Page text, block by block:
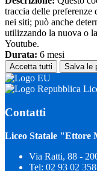
traccia delle
nei siti; può anche
utilizzando la nuova o
Youtube.
Durata: 6 mesi
Accetta tutti Salva le
Contatti
Liceo Statale "Ettore
Via Ratti, 88 -
Tel: 02 93 02 358